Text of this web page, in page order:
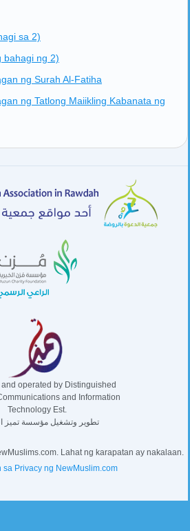
sa 2)
bahagi ng 2)
ng Surah Al-Fatiha
ng Tatlong Maiikling Kabanata ng
operated by Distinguished
and Information
Technology Est.
تطوير وتشغيل مؤسسة تميز
Lahat ng karapatan ay nakalaan.
sa Privacy ng NewMuslim.com